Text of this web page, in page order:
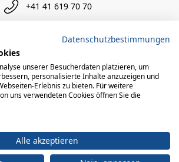
+41 41 619 70 70
info@engelberger.chDatenschutzbestimmungen
unserer Besucherdaten platzieren, um
personalisierte Inhalte anzuzeigen und
Erlebnis zu bieten. Für weitere
uns verwendeten Cookies öffnen Sie die
Alle akzeptieren